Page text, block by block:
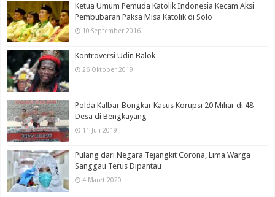
Ketua Umum Pemuda Katolik Indonesia Kecam Aksi
Pembubaran Paksa Misa Katolik di Solo
10 September 2016
Kontroversi Udin Balok
26 Oktober 2019
Polda Kalbar Bongkar Kasus Korupsi 20 Miliar di 48
Desa di Bengkayang
11 Juli 2019
Pulang dari Negara Tejangkit Corona, Lima Warga
Sanggau Terus Dipantau
4 Maret 2020